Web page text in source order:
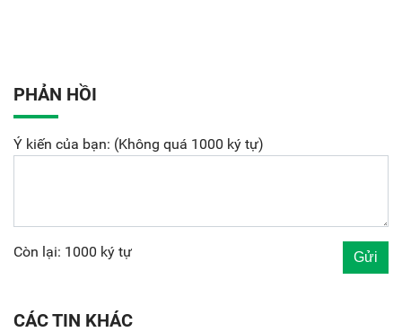
PHẢN HỒI
Ý kiến của bạn: (Không quá 1000 ký tự)
Còn lại: 1000 ký tự
CÁC TIN KHÁC